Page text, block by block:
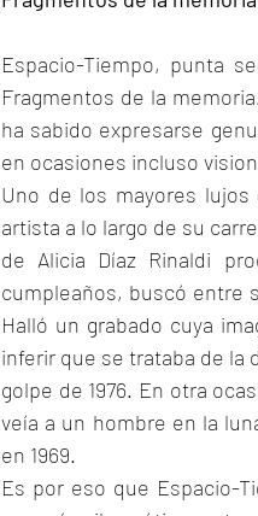
Espacio-Tiempo, punta
Fragmentos de la
ha sabido expresarse
en ocasiones incluso
Uno de los mayores
artista a lo largo de su
de Alicia Díaz Rinaldi
cumpleaños, buscó entre
Halló un grabado cuya
inferir que se trataba de la
golpe de 1976. En otra
veía a un hombre en la
en 1969.
Es por eso que Espacio-